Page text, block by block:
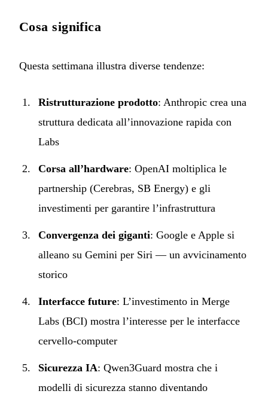
Cosa significa
Questa settimana illustra diverse tendenze:
Ristrutturazione prodotto: Anthropic crea una
struttura dedicata all’innovazione rapida con
Labs
Corsa all’hardware: OpenAI moltiplica le
partnership (Cerebras, SB Energy) e gli
investimenti per garantire l’infrastruttura
Convergenza dei giganti: Google e Apple si
alleano su Gemini per Siri — un avvicinamento
storico
Interfacce future: L’investimento in Merge
Labs (BCI) mostra l’interesse per le interfacce
cervello-computer
Sicurezza IA: Qwen3Guard mostra che i
modelli di sicurezza stanno diventando